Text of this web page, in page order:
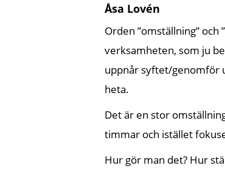
Åsa Lovén
Orden ”omställning”
verksamheten, som ju
uppnår syftet/genomför
heta.
Det är en stor
timmar och istället
Hur gör man det? Hur